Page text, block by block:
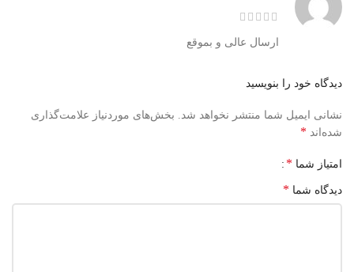
ارسال عالی و بموقع
دیدگاه خود را بنویسید
نشانی ایمیل شما منتشر نخواهد شد.
بخش‌های موردنیاز علامت‌گذاری
شده‌اند *
امتیاز شما *
دیدگاه شما *